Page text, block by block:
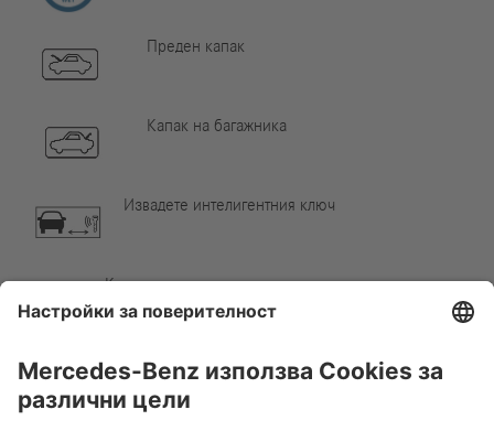
Преден капак
Капак на багажника
Извадете интелигентния ключ
Компонент от климатизацията
Внимание, ниска температура